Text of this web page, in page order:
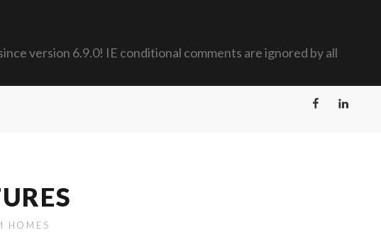
version 6.9.0! IE conditional comments are ignored by all
FacebookLinkedIn
HOMES